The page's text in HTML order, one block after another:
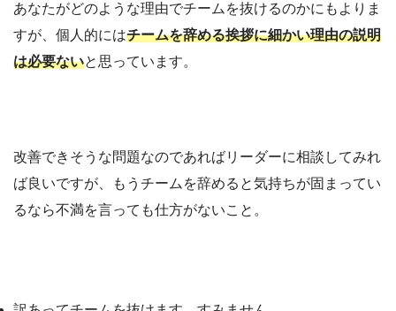
あなたがどのような理由でチームを抜けるのかにもよりま
すが、個人的にはチームを辞める挨拶に細かい理由の説明
は必要ないと思っています。
改善できそうな問題なのであればリーダーに相談してみれ
ば良いですが、もうチームを辞めると気持ちが固まってい
るなら不満を言っても仕方がないこと。